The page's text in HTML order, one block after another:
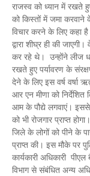
राजस्व को ध्यान में रखते
को किस्तों में जमा करवाने
विचार करने के लिए कहा
द्वारा शीघ्र ही की
कर रहे थे। उन्होंने लीज
रखते हुए पर्यावरण के
देने के लिए इस वर्ष वर्षा
आर एन मीणा को
आम के पौद्ये लगवाएं। इससे
को भी रोजगार प्राप्त
जिले के लोगों को पीने के
प्राप्त की। इस मौके पर
कार्यकारी अधिकारी
विभाग से संबंधित अन्य